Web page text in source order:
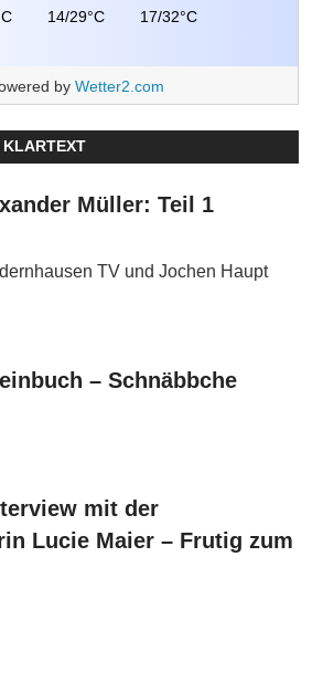
14/29°C 17/32°C
by Wetter2.com
KLARTEXT
Müller: Teil 1
TV und Jochen Haupt
– Schnäbbche
mit der
Lucie Maier – Frutig zum